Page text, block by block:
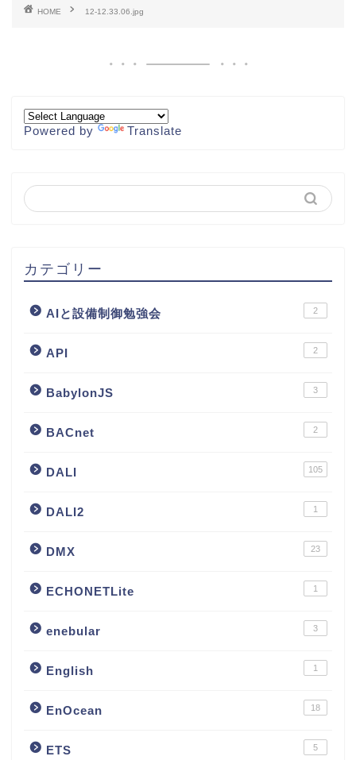
HOME 12-12.33.06.jpg
Powered by Translate
カテゴリー
AIと設備制御勉強会 2
API 2
BabylonJS 3
BACnet 2
DALI 105
DALI2 1
DMX 23
ECHONETLite 1
enebular 3
English 1
EnOcean 18
ETS 5